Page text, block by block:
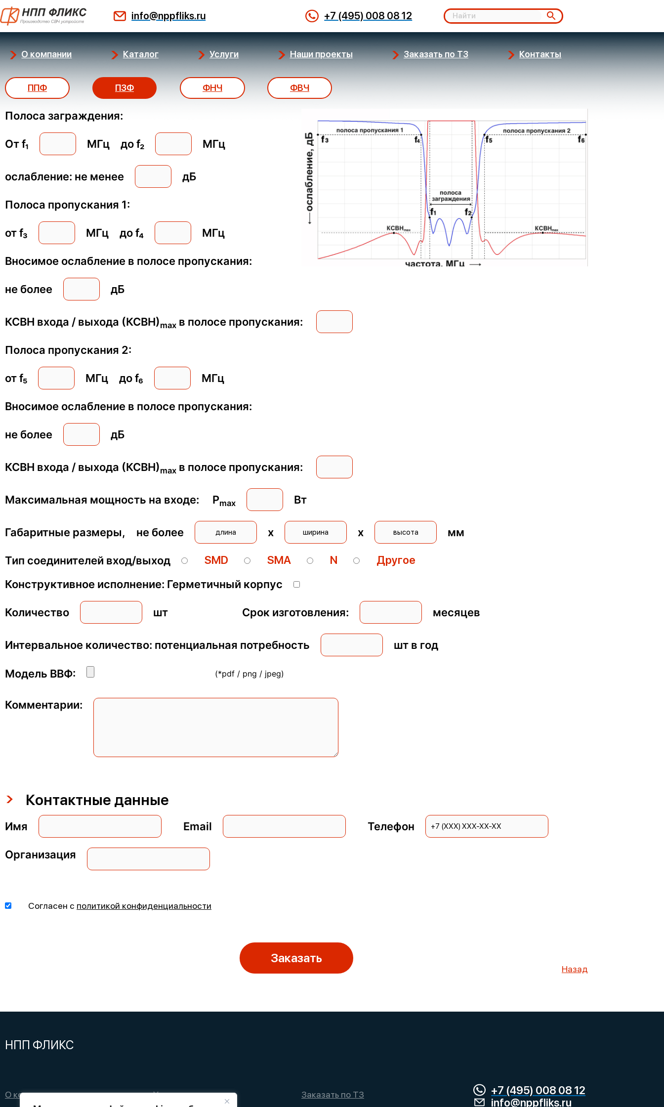
Перейти
к
содержимому
info@nppfliks.ru +7 (495) 008 08 12
О компании Каталог Услуги Наши проекты Заказать по ТЗ Контакты
ППФ ПЗФ ФНЧ ФВЧ
Полоса заграждения:
От f₁ МГц до f₂ МГц
ослабление: не менее дБ
Полоса пропускания 1:
от f₃ МГц до f₄ МГц
Вносимое ослабление в полосе пропускания:
не более дБ
КСВН входа / выхода (КСВН)max в полосе пропускания:
Полоса пропускания 2:
от f₅ МГц до f₆ МГц
Вносимое ослабление в полосе пропускания:
не более дБ
КСВН входа / выхода (КСВН)max в полосе пропускания:
Максимальная мощность на входе: Pmax Вт
Габаритные размеры, не более x x мм
Тип соединителей вход/выход SMD SMA N
Другое
Конструктивное исполнение: Герметичный корпус
Количество шт Срок изготовления: месяцев
Интервальное количество: потенциальная потребность шт в год
Модель ВВФ: (*pdf / png / jpeg)
Комментарии:
Контактные данные
Имя Email Телефон
Организация
Согласен с политикой конфиденциальности
Заказать
Назад
НПП ФЛИКС
О компании Услуги Заказать по ТЗ
+7 (495) 008 08 12
info@nppfliks.ru